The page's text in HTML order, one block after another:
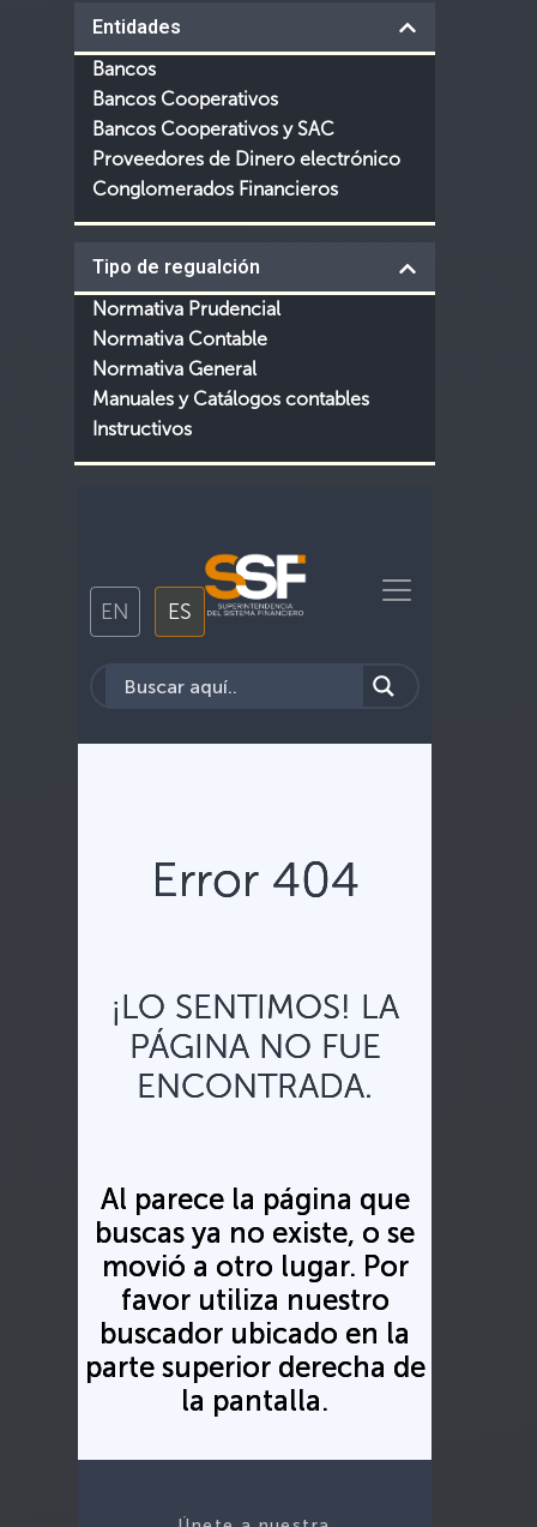
Entidades
Bancos
Bancos Cooperativos
Bancos Cooperativos y SAC
Proveedores de Dinero electrónico
Conglomerados Financieros
Tipo de regualción
Normativa Prudencial
Normativa Contable
Normativa General
Manuales y Catálogos contables
Instructivos